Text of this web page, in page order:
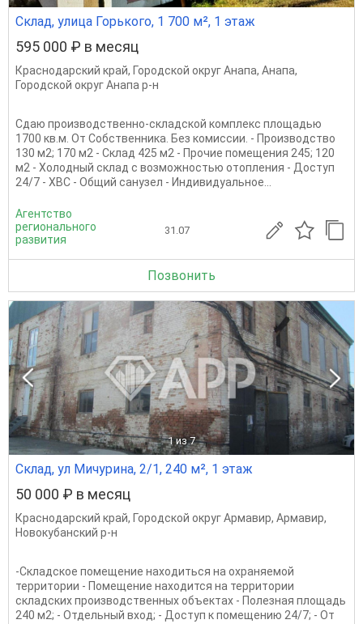
Склад, улица Горького, 1 700 м², 1 этаж
595 000 ₽ в месяц
Краснодарский край, Городской округ Анапа, Анапа,
Городской округ Анапа р-н
Сдаю производственно-складской комплекс площадью
1700 кв.м. От Собственника. Без комиссии. - Производство
130 м2; 170 м2 - Склад 425 м2 - Прочие помещения 245; 120
м2 - Холодный склад с возможностью отопления - Доступ
24/7 - ХВС - Общий санузел - Индивидуальное...
Агентство
регионального
развития
31.07
Позвонить
1 из 7
Склад, ул Мичурина, 2/1, 240 м², 1 этаж
50 000 ₽ в месяц
Краснодарский край, Городской округ Армавир, Армавир,
Новокубанский р-н
-Складское помещение находиться на охраняемой
территории - Помещение находится на территории
складских производственных объектах - Полезная площадь
240 м2; - Отдельный вход; - Доступ к помещению 24/7; - От